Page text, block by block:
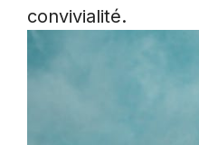
convivialité.